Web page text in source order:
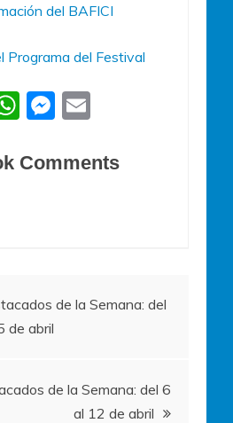
del BAFICI
Programa del Festival
W
at
M
ss ai
Comments
de la Semana: del
de abril
de la Semana: del 6
al 12 de abril